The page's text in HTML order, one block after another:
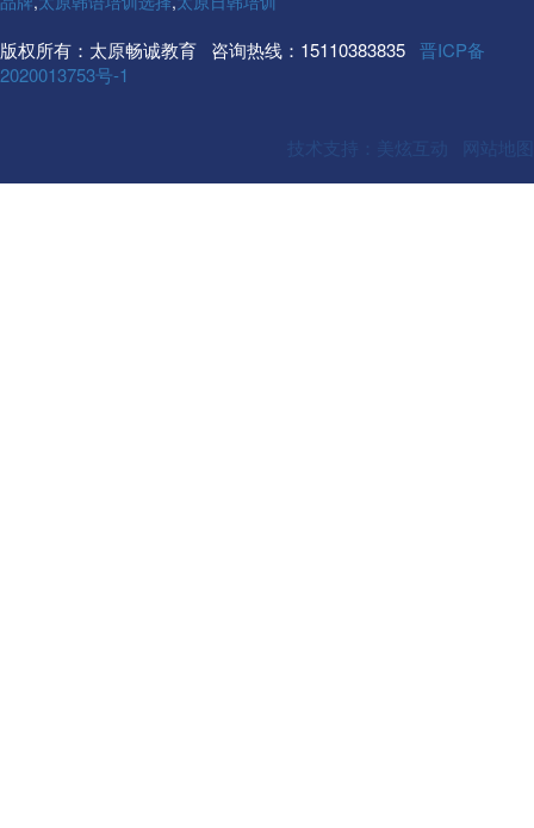
版权所有：太原畅诚教育 咨询热线：15110383835 晋ICP备
2020013753号-1